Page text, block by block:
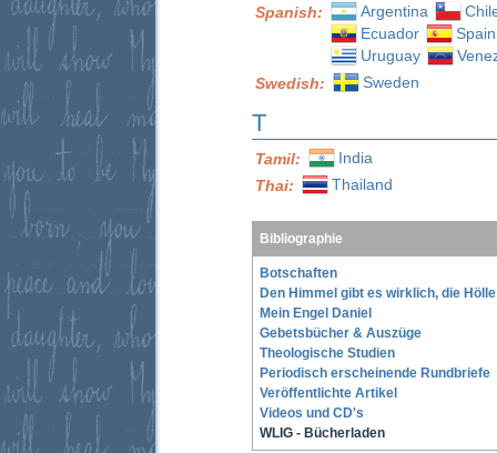
Spanish:
Argentina
Ecuador
Spain
Uruguay
Swedish:
Sweden
T
Tamil:
India
Thai:
Thailand
Bibliographie
Botschaften
Den Himmel gibt es wirklich, die
Mein Engel Daniel
Gebetsbücher & Auszüge
Theologische Studien
Periodisch erscheinende Rundbriefe
Veröffentlichte Artikel
Videos und CD's
WLIG - Bücherladen